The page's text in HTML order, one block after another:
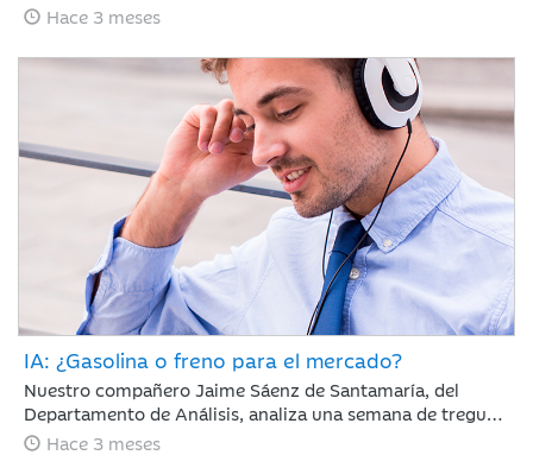
65 días con el estrecho de Ormuz cerrado y la tensión en
bloqueo, recuperando en abril gran parte del terreno
perdido en marzo.
Hace 3 meses
IA: ¿Gasolina o freno para el mercado?
Nuestro compañero Jaime Sáenz de Santamaría, del
Departamento de Análisis, analiza una semana de tregua
geopolítica en la que, pese a la falta de avances en las
Hace 3 meses